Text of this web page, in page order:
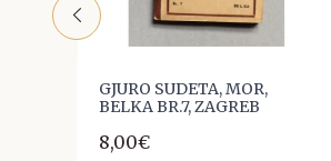
GJURO SUDETA, MOR,
BELKA BR.7, ZAGREB
8,00€